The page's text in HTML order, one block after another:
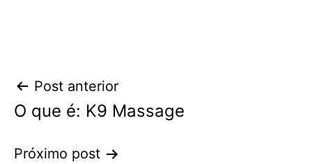
Navegação
de
Post
Post anterior
O que é: K9 Massage
Próximo post